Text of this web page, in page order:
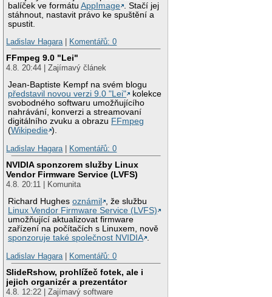
balíček ve formátuAppImage
. Stačí jej
stáhnout, nastavit právo ke spuštění a
spustit.
Ladislav Hagara| Komentářů: 0
FFmpeg 9.0 "Lei"
4.8. 20:44 | Zajímavý článek
Jean-Baptiste Kempf na svém blogu
představil novou verzi 9.0 "Lei"
kolekce
svobodného softwaru umožňujícího
nahrávání, konverzi a streamovaní
digitálního zvuku a obrazu FFmpeg
(Wikipedie ).
Ladislav Hagara| Komentářů: 0
NVIDIA sponzorem služby Linux
Vendor Firmware Service (LVFS)
4.8. 20:11 | Komunita
Richard Hughesoznámil
, že službu
Linux Vendor Firmware Service (LVFS)
umožňující aktualizovat firmware
zařízení na počítačích s Linuxem, nově
sponzoruje také společnost NVIDIA .
Ladislav Hagara| Komentářů: 0
SlideRshow, prohlížeč fotek, ale i
jejich organizér a prezentátor
4.8. 12:22 | Zajímavý software